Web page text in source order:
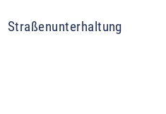
Straßenunterhaltung